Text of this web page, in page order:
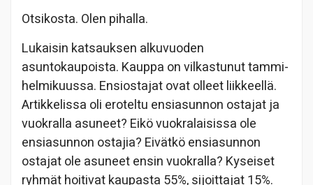
Otsikosta. Olen pihalla.
Lukaisin katsauksen alkuvuoden
asuntokaupoista. Kauppa on vilkastunut tammi-
helmikuussa. Ensiostajat ovat olleet liikkeellä.
Artikkelissa oli eroteltu ensiasunnon ostajat ja
vuokralla asuneet? Eikö vuokralaisissa ole
ensiasunnon ostajia? Eivätkö ensiasunnon
ostajat ole asuneet ensin vuokralla? Kyseiset
ryhmät hoitivat kaupasta 55%, sijoittajat 15%.